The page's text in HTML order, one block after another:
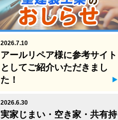
2026.7.10
アールリペア様に参考サイト
としてご紹介いただきまし
た！
2026.6.30
実家じまい・空き家・共有持